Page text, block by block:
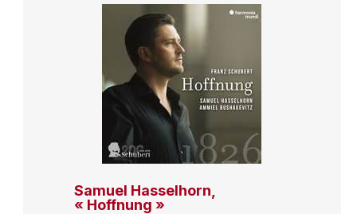
Samuel Hasselhorn,
« Hoffnung »